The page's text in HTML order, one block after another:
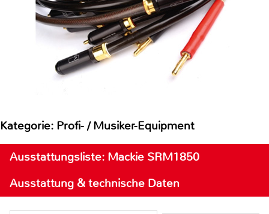
Kategorie: Profi- / Musiker-Equipment
Ausstattungsliste: Mackie SRM1850
Ausstattung & technische Daten